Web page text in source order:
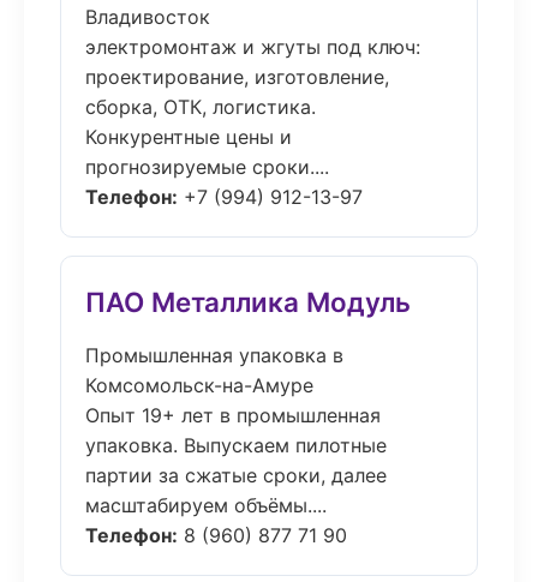
Владивосток
электромонтаж и жгуты под ключ:
проектирование, изготовление,
сборка, ОТК, логистика.
Конкурентные цены и
прогнозируемые сроки....
Телефон: +7 (994) 912-13-97
ПАО Металлика Модуль
Промышленная упаковка в
Комсомольск-на-Амуре
Опыт 19+ лет в промышленная
упаковка. Выпускаем пилотные
партии за сжатые сроки, далее
масштабируем объёмы....
Телефон: 8 (960) 877 71 90